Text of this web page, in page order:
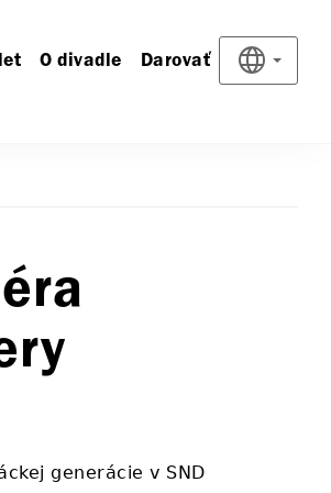
O divadle Darovať
generácie v SND